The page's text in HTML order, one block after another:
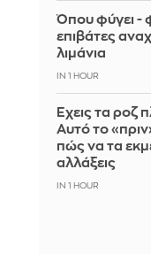
Όπου φύγει -
επιβάτες
λιμάνια
IN 1 HOUR
Έχεις τα ροζ
Αυτό το
πώς να τα
αλλάξεις
IN 1 HOUR